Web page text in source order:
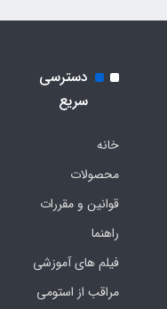
دسترسی
سریع
خانه
محصولات
قوانین و مقررات
راهنما
فیلم های آموزشی
مراقب از استومی